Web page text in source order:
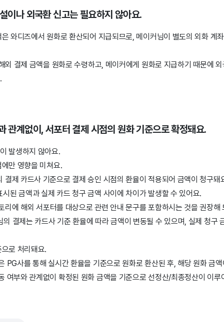
이나 외국환 신고는 필요하지 않아요.
와디즈에서 원화로 환산되어 지급되므로, 메이커님이 별도의 외화 계
외 결제 금액을 원화로 수령하고, 메이커에게 원화로 지급하기 때문에
관계없이, 서포터 결제 시점의 원화 기준으로 확정돼요.
발생하지 않아요.
만 영향을 미쳐요.
결제 카드사 기준으로 결제 승인 시점의 환율이 적용되어 금액이 청구돼
된 금액과 실제 카드 청구 금액 사이에 차이가 발생할 수 있어요.
리에 해외 서포터를 대상으로 관련 안내 문구를 포함하시는 것을 권장해
결제는 카드사 기준 환율에 따라 금액이 변동될 수 있으며, 실제 청구
로 처리돼요.
PG사를 통해 실시간 환율을 기준으로 원화로 환산된 후, 해당 원화 금
여부와 관계없이 확정된 원화 금액을 기준으로 선정산/최종정산이 이루